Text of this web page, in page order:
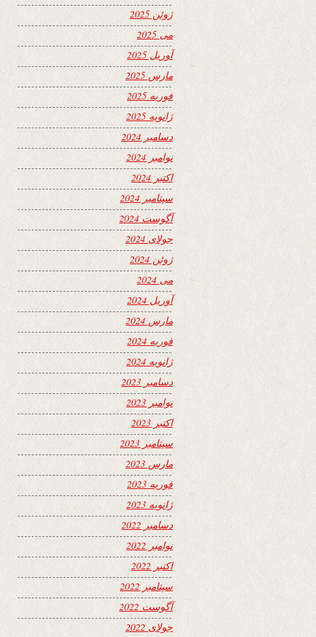
ژوئن 2025
می 2025
آوریل 2025
مارس 2025
فوریه 2025
ژانویه 2025
دسامبر 2024
نوامبر 2024
اکتبر 2024
سپتامبر 2024
آگوست 2024
جولای 2024
ژوئن 2024
می 2024
آوریل 2024
مارس 2024
فوریه 2024
ژانویه 2024
دسامبر 2023
نوامبر 2023
اکتبر 2023
سپتامبر 2023
مارس 2023
فوریه 2023
ژانویه 2023
دسامبر 2022
نوامبر 2022
اکتبر 2022
سپتامبر 2022
آگوست 2022
جولای 2022